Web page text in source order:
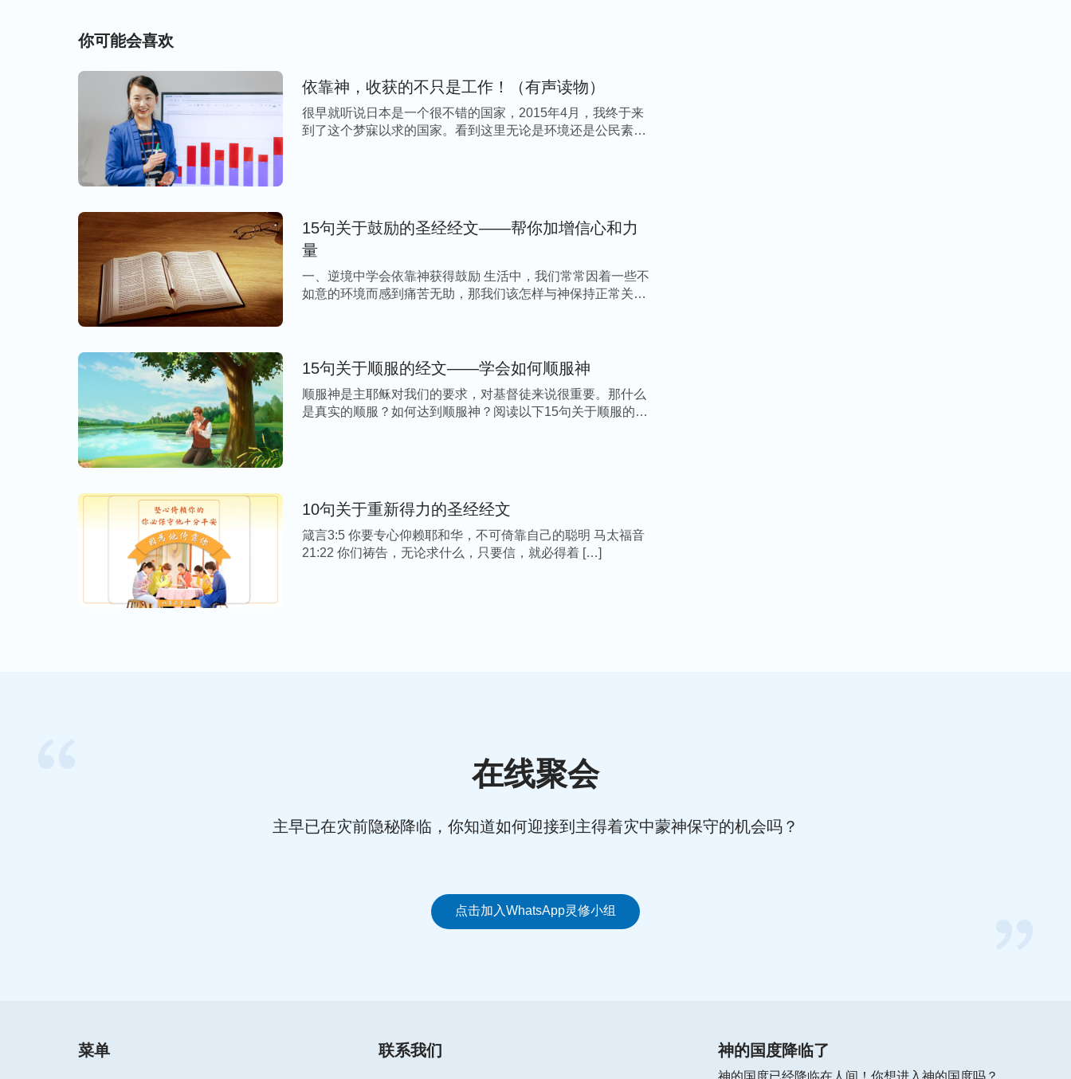
你可能会喜欢
依靠神，收获的不只是工作！（有声读物）
很早就听说日本是一个很不错的国家，2015年4月，我终于来
到了这个梦寐以求的国家。看到这里无论是环境还是公民素
15句关于鼓励的圣经经文——帮你加增信心和力
量
一、逆境中学会依靠神获得鼓励 生活中，我们常常因着一些不
如意的环境而感到痛苦无助，那我们该怎样与神保持正常关系
15句关于顺服的经文——学会如何顺服神
顺服神是主耶稣对我们的要求，对基督徒来说很重要。那什么
是真实的顺服？如何达到顺服神？阅读以下15句关于顺服的圣
10句关于重新得力的圣经经文
箴言3:5 你要专心仰赖耶和华，不可倚靠自己的聪明 马太福音
21:22 你们祷告，无论求什么，只要信，就必得着 […]
在线聚会
主早已在灾前隐秘降临，你知道如何迎接到主得着灾中蒙神保守的机会吗？
点击加入WhatsApp灵修小组
菜单 联系我们 神的国度降临了
B．